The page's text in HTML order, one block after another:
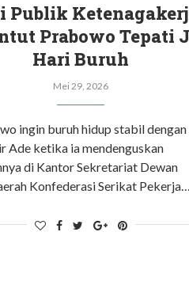
Publik
Prabowo Tepati
Hari Buruh
Mei 29, 2026
ingin buruh hidup stabil dengan
Ade ketika ia mendenguskan
di Kantor Sekretariat Dewan
Konfederasi Serikat Pekerja…